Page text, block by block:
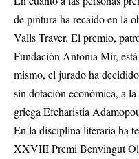
de pintura ha recaído en la
Valls Traver. El premio,
Fundación Antonia Mir,
mismo, el jurado ha
sin dotación económica, a
griega Efcharistia
En la disciplina literaria ha
XXVIII Premi Benvingut